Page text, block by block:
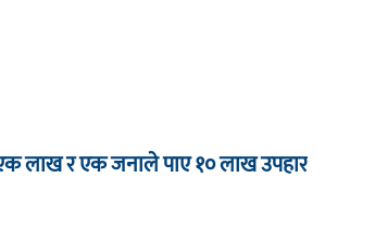
लाख र एक जनाले पाए १० लाख उपहार